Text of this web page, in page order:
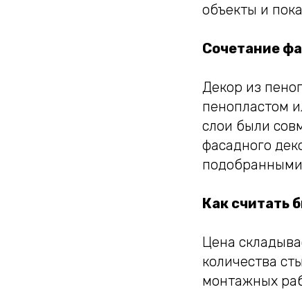
объекты и
Сочетание
Декор из
пенопластом
слои были
фасадного
Как считать
Цена
количества
монтажных